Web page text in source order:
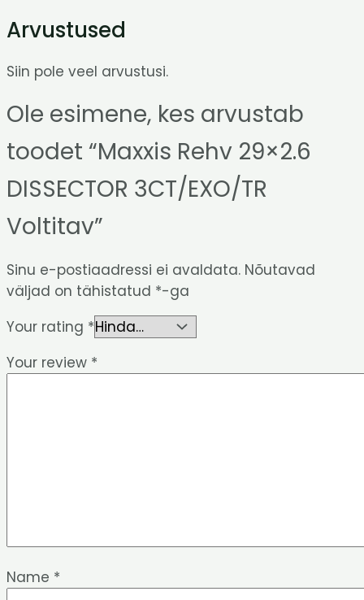
Arvustused
Siin pole veel arvustusi.
Ole esimene, kes arvustab
toodet “Maxxis Rehv 29×2.6
DISSECTOR 3CT/EXO/TR
Voltitav”
Sinu e-postiaadressi ei avaldata. Nõutavad
väljad on tähistatud *-ga
Your rating *
Your review *
Name *